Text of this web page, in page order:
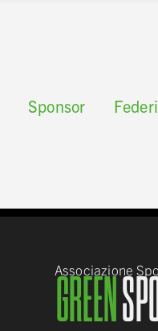
Sponsor
Associazione
GREEN